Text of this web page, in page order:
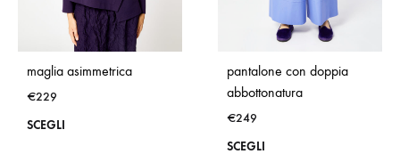
maglia asimmetrica
€229
SCEGLI
pantalone con doppia
abbottonatura
€249
SCEGLI